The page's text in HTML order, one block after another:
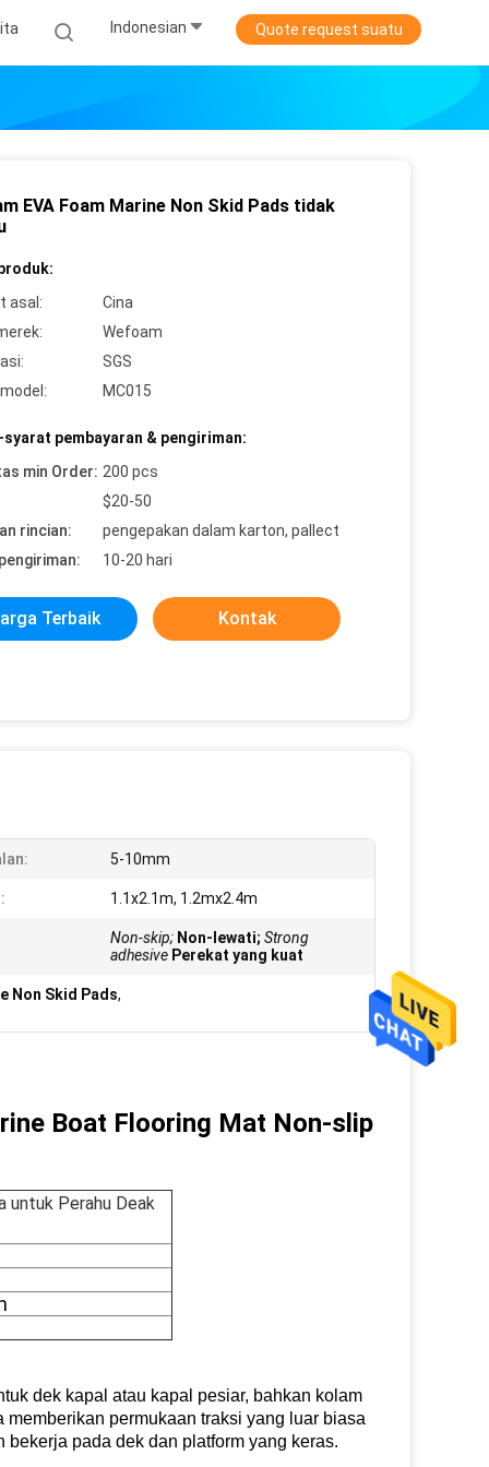
Indonesian Quote request suatu
EVA Foam Marine Non Skid Pads tidak
asal:
Cina
Wefoam
SGS
MC015
pembayaran & pengiriman:
min Order: 200 pcs
$20-50
rincian:
pengepakan dalam karton, pallect
10-20 hari
Terbaik Kontak
5-10mm
1.1x2.1m, 1.2mx2.4m
Non-skip; Non-lewati; Strong
adhesive Perekat yang kuat
Non Skid Pads,
Boat Flooring Mat Non-slip
untuk Perahu Deak
dek kapal atau kapal pesiar, bahkan kolam
permukaan traksi yang luar biasa
pada dek dan platform yang keras.